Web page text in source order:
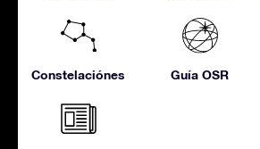
Constelaciónes Guía OSR